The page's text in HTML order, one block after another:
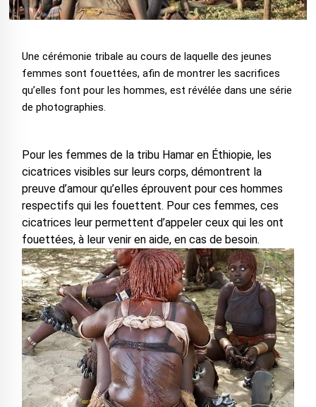
Une cérémonie tribale au cours de laquelle des jeunes
femmes sont fouettées, afin de montrer les sacrifices
qu’elles font pour les hommes, est révélée dans une série
de photographies.
Pour les femmes de la tribu Hamar en Éthiopie, les
cicatrices visibles sur leurs corps, démontrent la
preuve d’amour qu’elles éprouvent pour ces hommes
respectifs qui les fouettent. Pour ces femmes, ces
cicatrices leur permettent d’appeler ceux qui les ont
fouettées, à leur venir en aide, en cas de besoin.